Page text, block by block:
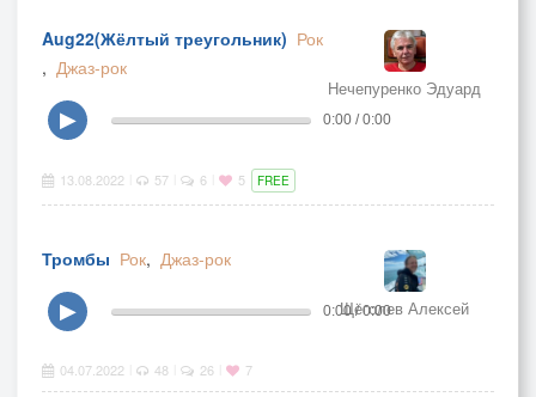
Aug22(Жёлтый треугольник) Рок
, Джаз-рок
Нечепуренко Эдуард
▶ 0:00 / 0:00
13.08.2022 57 6 5 FREE
Тромбы Рок, Джаз-рок
Щёголев Алексей
▶ 0:00 / 0:00
04.07.2022 48 26 7